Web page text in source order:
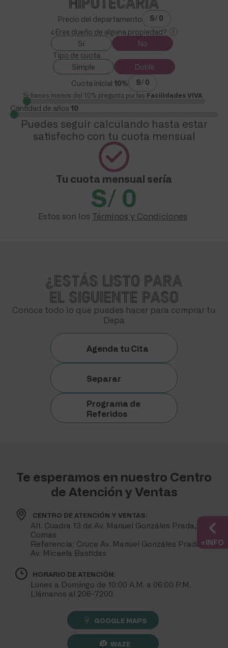
+INFO
Precio del departamento
S/ 0
¿Eres dueño de alguna propiedad?
Sí
No
Tipo de cuota
Simple
Doble
Cuota inicial 10% S/ 0
Si tienes menos del 10% pregunta por las Facilidades VIVA
Cantidad de años 10
Puedes seguir calculando hasta estar
satisfecho con tu cuota mensual
Tu cuota mensual sería
S/ 0
Estos son los Términos y Condiciones
¿Estás listo para
el siguiente paso
Conoce todo lo que puedes hacer para comprar tu
Depa
Agenda tu Cita
Separar
Programa de
Referidos
Te esperamos en nuestro Centro
de Atención y Ventas
CENTRO DE ATENCIÓN Y VENTAS:
Alt. Cuadra 13 de Av. Manuel Gonzáles Prada,
Comas
Referencia: Cruce Av. Manuel Gonzáles Prada con
Av. Micaela Bastidas
HORARIO DE ATENCIÓN:
Lunes a Domingo de 10:00 A.M. a 06:00 P.M.
Llámanos al 206-7200.
GOOGLE MAPS
WAZE